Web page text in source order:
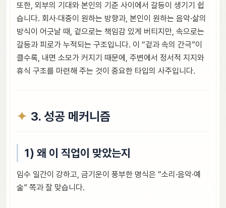
또한, 외부의 기대와 본인의 기준 사이에서 갈등이 생기기 쉽
습니다. 회사·대중이 원하는 방향과, 본인이 원하는 음악·삶의
방식이 어긋날 때, 겉으로는 책임감 있게 버티지만, 속으로는
갈등과 피로가 누적되는 구조입니다. 이 “겉과 속의 간극”이
클수록, 내면 소모가 커지기 때문에, 주변에서 정서적 지지와
휴식 구조를 마련해 주는 것이 중요한 타입의 사주입니다.
3. 성공 메커니즘
1) 왜 이 직업이 맞았는지
임수 일간이 강하고, 금기운이 풍부한 명식은 “소리·음악·예
술” 쪽과 잘 맞습니다.